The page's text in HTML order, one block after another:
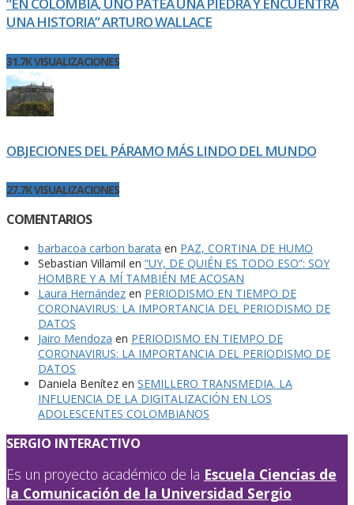
“EN COLOMBIA, UNO PATEA UNA PIEDRA Y ENCUENTRA
UNA HISTORIA” ARTURO WALLACE
31.7K VISUALIZACIONES
OBJECIONES DEL PÁRAMO MÁS LINDO DEL MUNDO
27.7K VISUALIZACIONES
COMENTARIOS
barbacoa carbon barata en PAZ, CORTINA DE HUMO
Sebastian Villamil en “UY, DE QUIÉN ES TODO ESO”: SOY
HOMBRE Y A MÍ TAMBIÉN ME ACOSAN
Laura Hernández en PERIODISMO EN TIEMPO DE
CORONAVIRUS: LA IMPORTANCIA DEL PERIODISMO DE
DATOS
Jairo Mendoza en PERIODISMO EN TIEMPO DE
CORONAVIRUS: LA IMPORTANCIA DEL PERIODISMO DE
DATOS
Daniela Benítez en SEMILLERO TRANSMEDIA. LA
INFLUENCIA DE LA DIGITALIZACIÓN EN LOS
ADOLESCENTES COLOMBIANOS
SERGIO INTERACTIVO
Es un proyecto académico de la Escuela Ciencias de
la Comunicación de la Universidad Sergio